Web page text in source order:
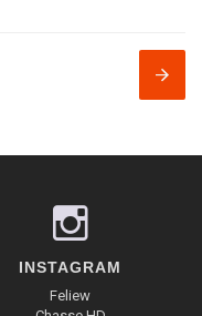
INSTAGRAM
Feliew